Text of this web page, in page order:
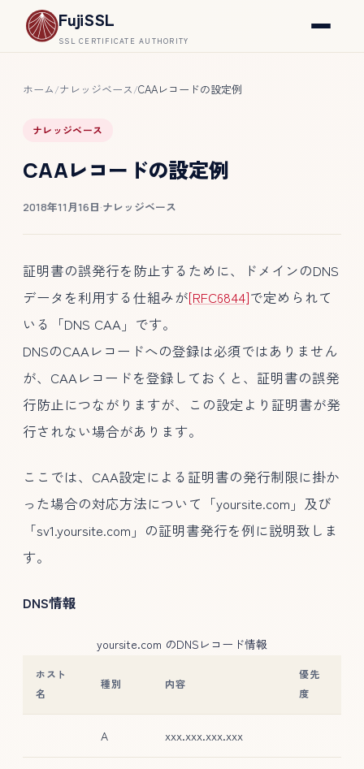
FujiSSL
SSL CERTIFICATE AUTHORITY
ホーム/ナレッジベース/CAAレコードの設定例
ナレッジベース
CAAレコードの設定例
2018年11月16日·ナレッジベース
証明書の誤発行を防止するために、ドメインのDNS
データを利用する仕組みが[RFC6844]で定められて
いる「DNS CAA」です。
DNSのCAAレコードへの登録は必須ではありません
が、CAAレコードを登録しておくと、証明書の誤発
行防止につながりますが、この設定より証明書が発
行されない場合があります。
ここでは、CAA設定による証明書の発行制限に掛か
った場合の対応方法について「yoursite.com」及び
「sv1.yoursite.com」の証明書発行を例に説明致しま
す。
DNS情報
yoursite.com のDNSレコード情報
ホスト
名
種別 内容
優先
度
A xxx.xxx.xxx.xxx